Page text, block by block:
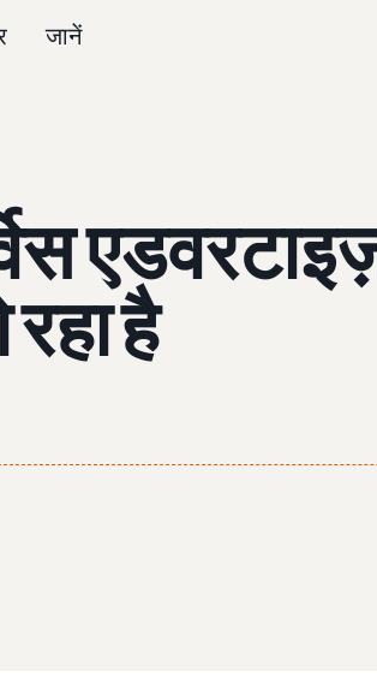
जानें
है